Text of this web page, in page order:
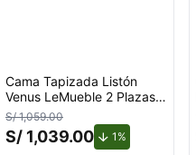
Cama Tapizada Listón
Venus LeMueble 2 Plazas
Beige
S/ 1,059.00
S/ 1,039.00 1%